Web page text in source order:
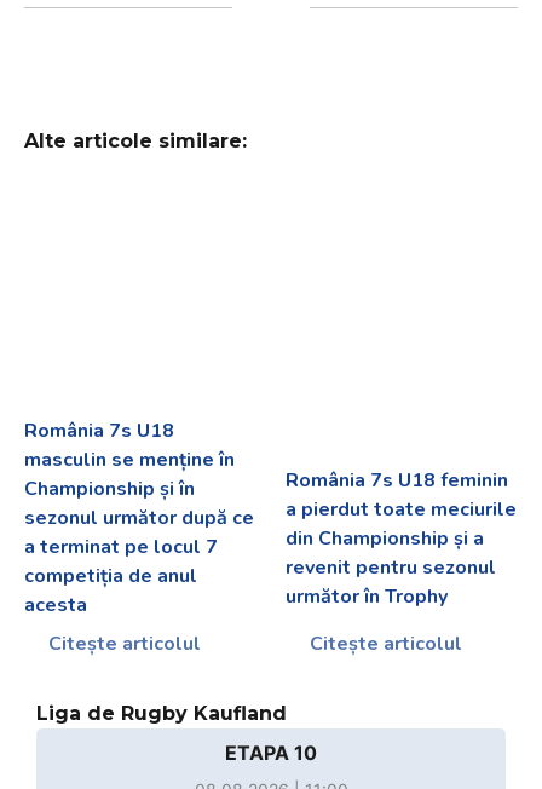
Alte articole similare:
România 7s U18
masculin se menține în
Championship și în
sezonul următor după ce
a terminat pe locul 7
competiția de anul
acesta
Citește articolul
România 7s U18 feminin
a pierdut toate meciurile
din Championship și a
revenit pentru sezonul
următor în Trophy
Citește articolul
Liga de Rugby Kaufland
ETAPA 10